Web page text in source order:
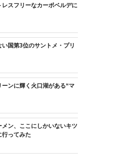
スフリーなカーボベルデに
国第3位のサントメ・プリ
ンに輝く火口湖がある“マ
ン、ここにしかいないキツ
ってみた